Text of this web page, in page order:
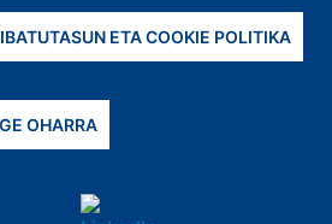
ETA COOKIE POLITIKA
OHARRA